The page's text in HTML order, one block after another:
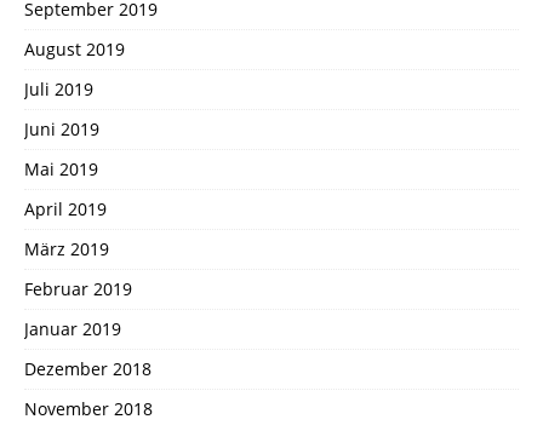
September 2019
August 2019
Juli 2019
Juni 2019
Mai 2019
April 2019
März 2019
Februar 2019
Januar 2019
Dezember 2018
November 2018